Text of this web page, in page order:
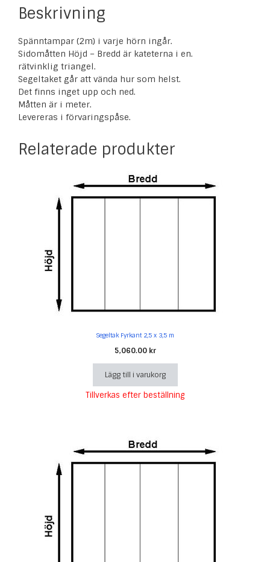
Beskrivning
Spänntampar (2m) i varje hörn ingår.
Sidomåtten Höjd – Bredd är kateterna i en.
rätvinklig triangel.
Segeltaket går att vända hur som helst.
Det finns inget upp och ned.
Måtten är i meter.
Levereras i förvaringspåse.
Relaterade produkter
Segeltak Fyrkant 2,5 x 3,5 m
5,060.00 kr
Lägg till i varukorg
Tillverkas efter beställning